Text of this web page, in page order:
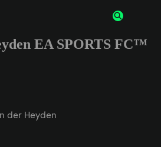
di 3 caratteri o numeri.
EA SPORTS FC™
der Heyden